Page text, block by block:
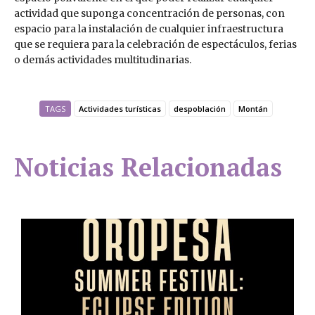
actividad que suponga concentración de personas, con
espacio para la instalación de cualquier infraestructura
que se requiera para la celebración de espectáculos, ferias
o demás actividades multitudinarias.
TAGS Actividades turísticas despoblación Montán
Noticias Relacionadas